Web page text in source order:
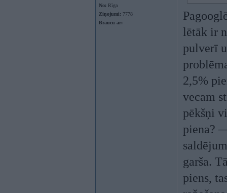
No: Rīga
Ziņojumi: 7778
Braucu ar:
lētāk ir
pulverī
2,5%
vecam
pēkšņi
piena?
garša.
piens,